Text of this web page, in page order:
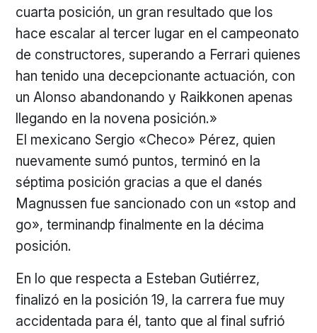
cuarta posición, un gran resultado que los
hace escalar al tercer lugar en el campeonato
de constructores, superando a Ferrari quienes
han tenido una decepcionante actuación, con
un Alonso abandonando y Raikkonen apenas
llegando en la novena posición.»
El mexicano Sergio «Checo» Pérez, quien
nuevamente sumó puntos, terminó en la
séptima posición gracias a que el danés
Magnussen fue sancionado con un «stop and
go», terminandp finalmente en la décima
posición.
En lo que respecta a Esteban Gutiérrez,
finalizó en la posición 19, la carrera fue muy
accidentada para él, tanto que al final sufrió